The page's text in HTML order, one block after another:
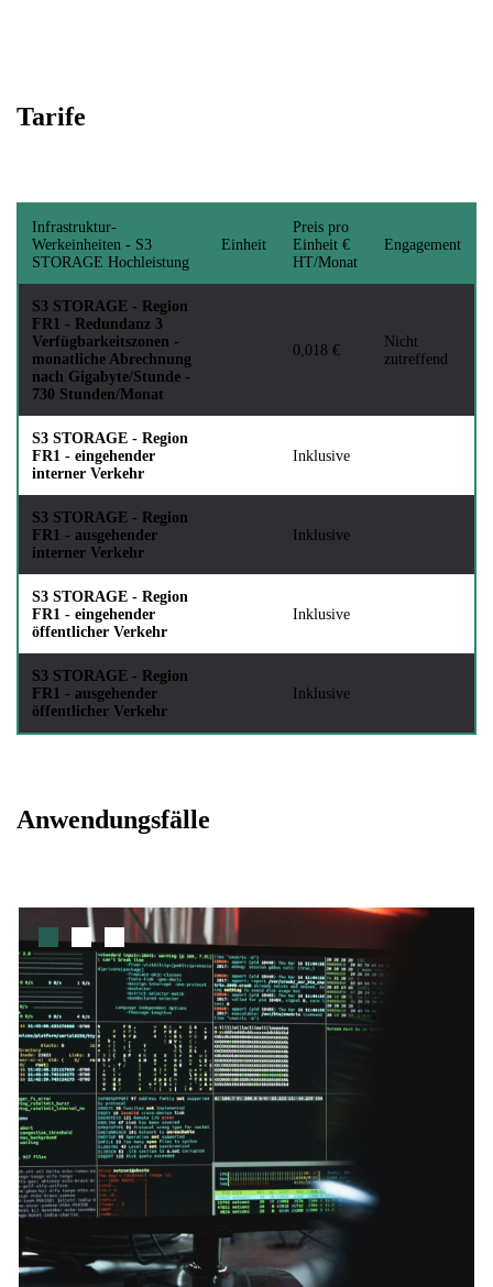
Tarife
Infrastruktur-
Werkeinheiten - S3
STORAGE Hochleistung
Einheit
Preis pro
Einheit €
HT/Monat
Engagement
S3 STORAGE - Region
FR1 - Redundanz 3
Verfügbarkeitszonen -
monatliche Abrechnung
nach Gigabyte/Stunde -
730 Stunden/Monat
0,018 €
Nicht
zutreffend
S3 STORAGE - Region
FR1 - eingehender
interner Verkehr
Inklusive
S3 STORAGE - Region
FR1 - ausgehender
interner Verkehr
Inklusive
S3 STORAGE - Region
FR1 - eingehender
öffentlicher Verkehr
Inklusive
S3 STORAGE - Region
FR1 - ausgehender
öffentlicher Verkehr
Inklusive
Anwendungsfälle